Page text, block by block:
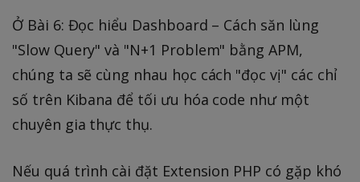
Ở Bài 6: Đọc hiểu Dashboard – Cách săn lùng
"Slow Query" và "N+1 Problem" bằng APM,
chúng ta sẽ cùng nhau học cách "đọc vị" các chỉ
số trên Kibana để tối ưu hóa code như một
chuyên gia thực thụ.
Nếu quá trình cài đặt Extension PHP có gặp khó